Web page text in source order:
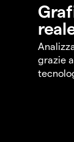
grazie